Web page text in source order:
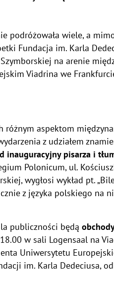
podróżowała wiele, a
Fundacja im. Karla
na arenie
Viadrina we
różnym aspektom
z udziałem
inauguracyjny pisarza i
Polonicum, ul.
wygłosi wykład pt.
z języka polskiego na
publiczności będą
w sali Logensaal na
Uniwersytetu
im. Karla Dedeciusa,